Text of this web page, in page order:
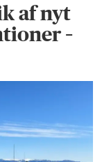
af nyt
–